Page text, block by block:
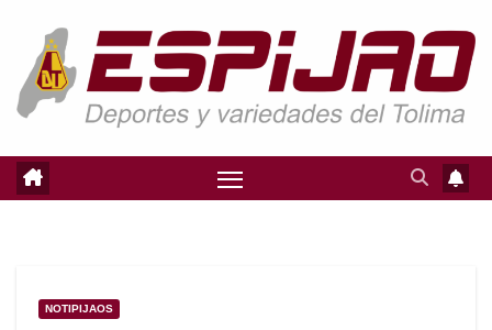
contenido
NOTIPIJAOS